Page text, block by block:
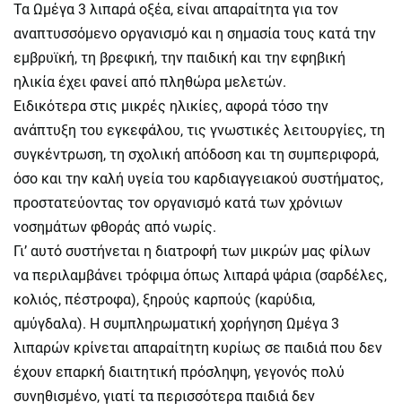
Τα Ωμέγα 3 λιπαρά οξέα, είναι απαραίτητα για τον
αναπτυσσόμενο οργανισμό και η σημασία τους κατά την
εμβρυϊκή, τη βρεφική, την παιδική και την εφηβική
ηλικία έχει φανεί από πληθώρα μελετών.
Ειδικότερα στις μικρές ηλικίες, αφορά τόσο την
ανάπτυξη του εγκεφάλου, τις γνωστικές λειτουργίες, τη
συγκέντρωση, τη σχολική απόδοση και τη συμπεριφορά,
όσο και την καλή υγεία του καρδιαγγειακού συστήματος,
προστατεύοντας τον οργανισμό κατά των χρόνιων
νοσημάτων φθοράς από νωρίς.
Γι’ αυτό συστήνεται η διατροφή των μικρών μας φίλων
να περιλαμβάνει τρόφιμα όπως λιπαρά ψάρια (σαρδέλες,
κολιός, πέστροφα), ξηρούς καρπούς (καρύδια,
αμύγδαλα). Η συμπληρωματική χορήγηση Ωμέγα 3
λιπαρών κρίνεται απαραίτητη κυρίως σε παιδιά που δεν
έχουν επαρκή διαιτητική πρόσληψη, γεγονός πολύ
συνηθισμένο, γιατί τα περισσότερα παιδιά δεν